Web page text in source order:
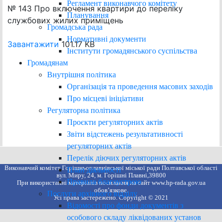
Регламент виконавчого комітету
Планування
Громадська рада
Нормативні документи
Інститути громадянського суспільства
Громадянам
Внутрішня політика
Організація та проведення масових заходів
Про місцеві ініціативи
Регуляторна політика
Проєкти регуляторних актів
Звіти відстежень результативності
регуляторних актів
Перелік діючих регуляторних актів
План діяльності
Правила благоустрою
Послуги архівного відділу
Відомості про фонди документів з
особового складу ліквідованих установ
№ 143 Про включення квартири до переліку
службових жилих приміщень
Завантажити 101.17 KB
Виконавчий комітет Горішньоплавнівської міської ради Полтавської області
вул. Миру, 24, м. Горішні Плавні,39800
При використанні матеріалів посилання на сайт www.hp-rada.gov.ua
обов’язкове.
Усі права застережено. Copyright © 2021